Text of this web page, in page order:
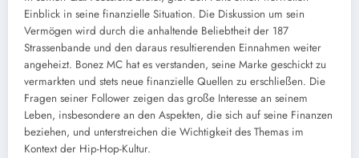
Einblick in seine finanzielle Situation. Die Diskussion um sein
Vermögen wird durch die anhaltende Beliebtheit der 187
Strassenbande und den daraus resultierenden Einnahmen weiter
angeheizt. Bonez MC hat es verstanden, seine Marke geschickt zu
vermarkten und stets neue finanzielle Quellen zu erschließen. Die
Fragen seiner Follower zeigen das große Interesse an seinem
Leben, insbesondere an den Aspekten, die sich auf seine Finanzen
beziehen, und unterstreichen die Wichtigkeit des Themas im
Kontext der Hip-Hop-Kultur.